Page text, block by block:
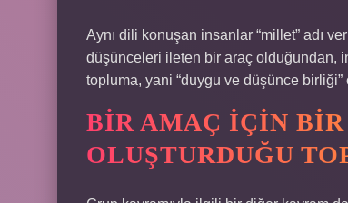
Aynı dili konuşan insanlar “millet” adı
düşünceleri ileten bir araç olduğundan,
topluma, yani “duygu ve düşünce birliği”
BIR AMAÇ IÇIN
OLUŞTURDUĞU